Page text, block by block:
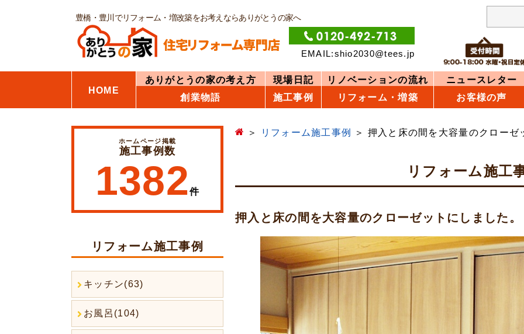
豊橋・豊川でリフォーム・増改築をお考えならありがとうの家へ
EMAIL:shio2030@tees.jp
HOME
ありがとうの家の考え方 現場日記 リノベーションの流れ ニュースレター
創業物語
施工事例 リフォーム・増築 お客様の声
リフォーム施工事例 押入と床の間を大容量のクローゼ
リフォーム施工
押入と床の間を大容量のクローゼットにしました。
ホームページ掲載
施工事例数
1382件
リフォーム施工事例
キッチン(63)
お風呂(104)